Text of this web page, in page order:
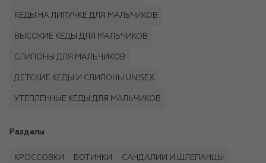
КЕДЫ НА ЛИПУЧКЕ ДЛЯ МАЛЬЧИКОВ
ВЫСОКИЕ КЕДЫ ДЛЯ МАЛЬЧИКОВ
СЛИПОНЫ ДЛЯ МАЛЬЧИКОВ
ДЕТСКИЕ КЕДЫ И СЛИПОНЫ UNISEX
УТЕПЛЁННЫЕ КЕДЫ ДЛЯ МАЛЬЧИКОВ
Разделы
КРОССОВКИ БОТИНКИ САНДАЛИИ И ШЛЕПАНЦЫ